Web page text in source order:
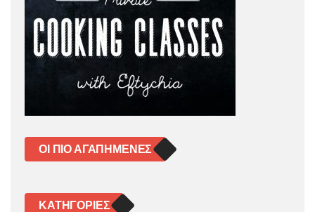
ΟΙ ΠΙΟ ΑΓΑΠΗΜΈΝΕΣ
KΑΤΗΓΟΡΊΕΣ